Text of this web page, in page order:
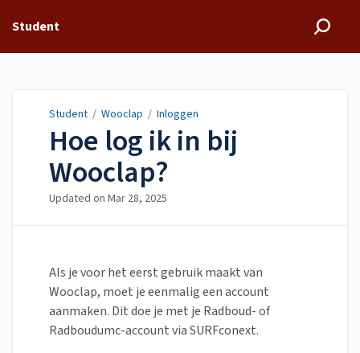
Student
Student / Wooclap / Inloggen
Hoe log ik in bij
Wooclap?
Updated on Mar 28, 2025
Als je voor het eerst gebruik maakt van
Wooclap, moet je eenmalig een account
aanmaken. Dit doe je met je Radboud- of
Radboudumc-account via SURFconext.